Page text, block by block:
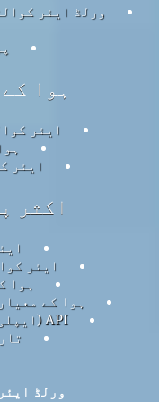
ورلڈ ایئر
ہوا
ایئر
ایئر
اکثر
ایئر
ہوا
ہوا کے
API (ایپلی کیشن پروگرامنگ انٹرفیس)
ورلڈ